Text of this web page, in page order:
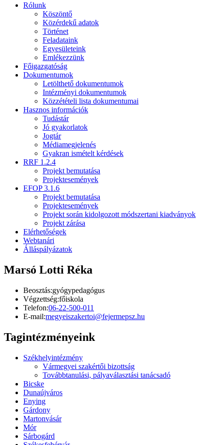
Rólunk
Köszöntő
Közérdekű adatok
Történet
Feladataink
Egyesületeink
Emlékezzünk
Főigazgatóság
Dokumentumok
Letölthető dokumentumok
Intézményi dokumentumok
Közzétételi lista dokumentumai
Hasznos információk
Tudástár
Jó gyakorlatok
Jogtár
Médiamegjelenés
Gyakran ismételt kérdések
RRF 1.2.4
Projekt bemutatása
Projektesemények
EFOP 3.1.6
Projekt bemutatása
Projektesemények
Projekt során kidolgozott módszertani kiadványok
Projekt zárása
Elérhetőségek
Webtanári
Álláspályázatok
Marsó Lotti Réka
Beosztás:gyógypedagógus
Végzettség:főiskola
Telefon:06-22-500-011
E-mail:megyeiszakertoi@fejermepsz.hu
Tagintézményeink
Székhelyintézmény
Vármegyei szakértői bizottság
Továbbtanulási, pályaválasztási tanácsadó
Bicske
Dunaújváros
Enying
Gárdony
Martonvásár
Mór
Sárbogárd